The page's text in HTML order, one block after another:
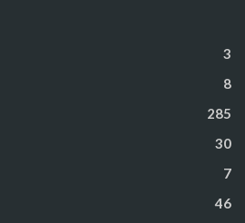
3
8
285
30
7
46